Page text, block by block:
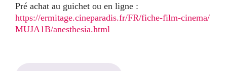
Pré achat au guichet ou en ligne :
https://ermitage.cineparadis.fr/FR/fiche-film-cinema/
MUJA1B/anesthesia.html